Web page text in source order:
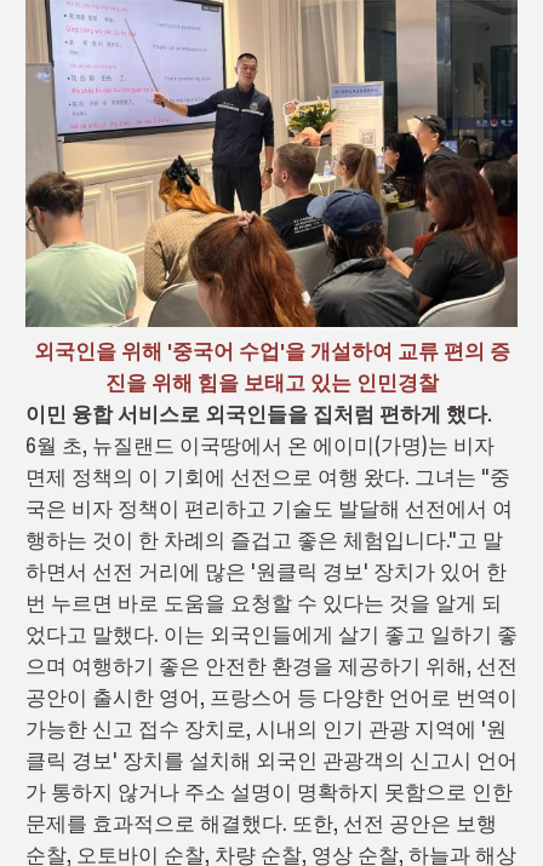
외국인을 위해 '중국어 수업'을 개설하여 교류 편의 증
진을 위해 힘을 보태고 있는 인민경찰
이민 융합 서비스로 외국인들을 집처럼 편하게 했다.
6월 초, 뉴질랜드 이국땅에서 온 에이미(가명)는 비자
면제 정책의 이 기회에 선전으로 여행 왔다. 그녀는 "중
국은 비자 정책이 편리하고 기술도 발달해 선전에서 여
행하는 것이 한 차례의 즐겁고 좋은 체험입니다."고 말
하면서 선전 거리에 많은 '원클릭 경보' 장치가 있어 한
번 누르면 바로 도움을 요청할 수 있다는 것을 알게 되
었다고 말했다. 이는 외국인들에게 살기 좋고 일하기 좋
으며 여행하기 좋은 안전한 환경을 제공하기 위해, 선전
공안이 출시한 영어, 프랑스어 등 다양한 언어로 번역이
가능한 신고 접수 장치로, 시내의 인기 관광 지역에 '원
클릭 경보' 장치를 설치해 외국인 관광객의 신고시 언어
가 통하지 않거나 주소 설명이 명확하지 못함으로 인한
문제를 효과적으로 해결했다. 또한, 선전 공안은 보행
순찰, 오토바이 순찰, 차량 순찰, 영상 순찰, 하늘과 해상